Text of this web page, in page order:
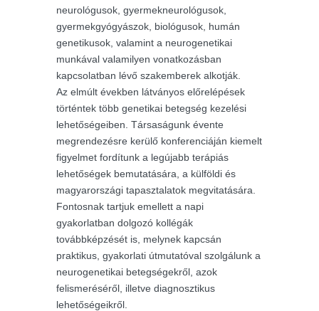
neurológusok, gyermekneurológusok,
gyermekgyógyászok, biológusok, humán
genetikusok, valamint a neurogenetikai
munkával valamilyen vonatkozásban
kapcsolatban lévő szakemberek alkotják.
Az elmúlt években látványos előrelépések
történtek több genetikai betegség kezelési
lehetőségeiben. Társaságunk évente
megrendezésre kerülő konferenciáján kiemelt
figyelmet fordítunk a legújabb terápiás
lehetőségek bemutatására, a külföldi és
magyarországi tapasztalatok megvitatására.
Fontosnak tartjuk emellett a napi
gyakorlatban dolgozó kollégák
továbbképzését is, melynek kapcsán
praktikus, gyakorlati útmutatóval szolgálunk a
neurogenetikai betegségekről, azok
felismeréséről, illetve diagnosztikus
lehetőségeikről.